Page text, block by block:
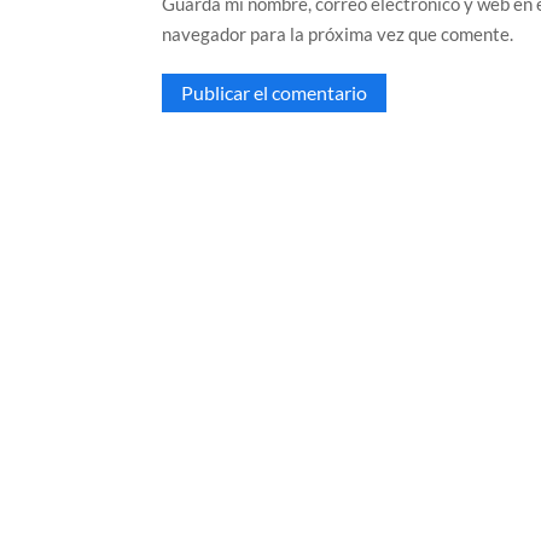
navegador para la próxima vez que comente.